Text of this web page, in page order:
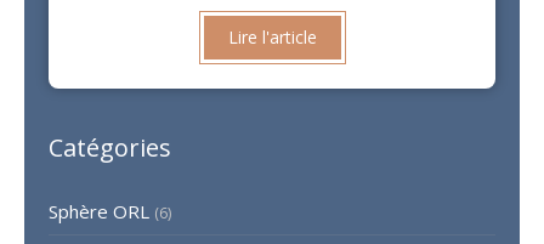
Lire l'article
Catégories
Sphère ORL (6)